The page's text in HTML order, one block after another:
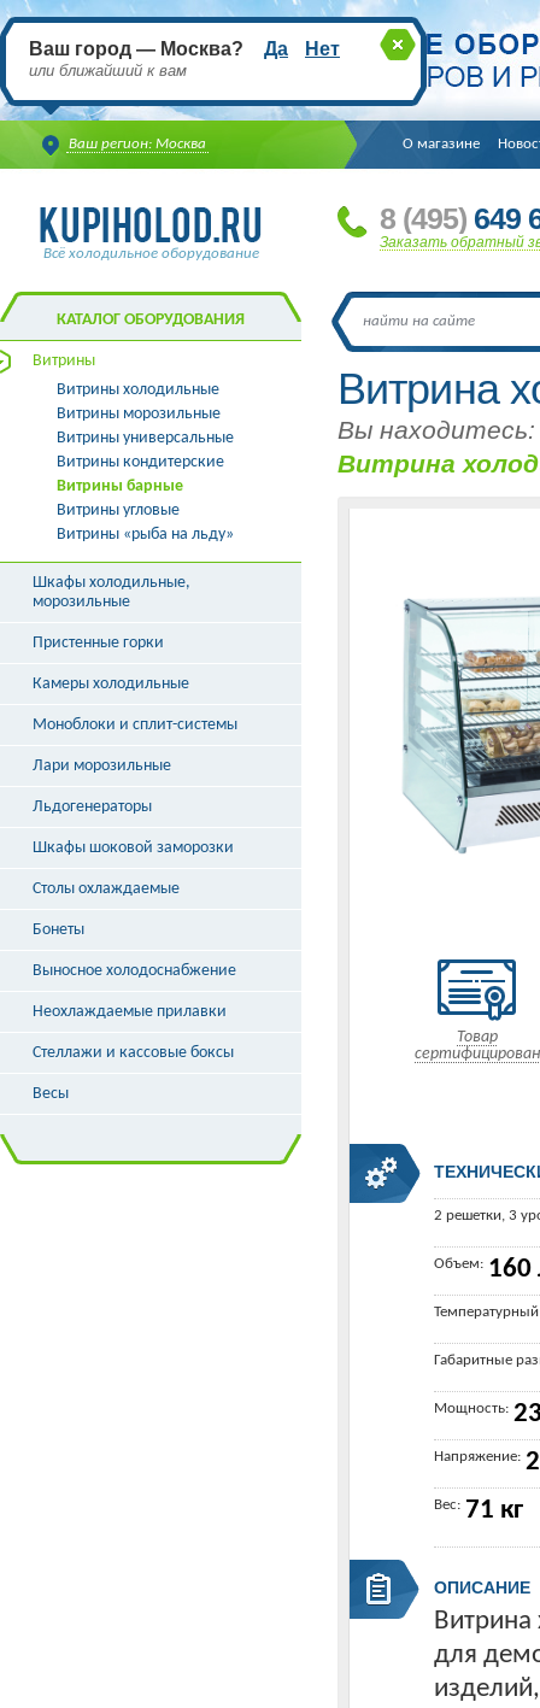
Ваш регион: Москва
Ваш город — Москва? Да Нет
или ближайший к вам
О магазине
Всё холодильное оборудование
8 (495) 649
Заказать обратный
Витрина
Вы находитесь:
Витрина
Товар
сертифицирован
2 решетки, 3
Объем: 160
Габаритные
Мощность:
Напряжение:
Вес: 71 кг
ОПИСАНИЕ
Витрина
для
КАТАЛОГ ОБОРУДОВАНИЯ
Витрины
Витрины холодильные
Витрины морозильные
Витрины универсальные
Витрины кондитерские
Витрины барные
Витрины угловые
Витрины «рыба на льду»
Шкафы холодильные,
морозильные
Пристенные горки
Камеры холодильные
Моноблоки и сплит-системы
Лари морозильные
Льдогенераторы
Шкафы шоковой заморозки
Столы охлаждаемые
Бонеты
Выносное холодоснабжение
Неохлаждаемые прилавки
Стеллажи и кассовые боксы
Весы